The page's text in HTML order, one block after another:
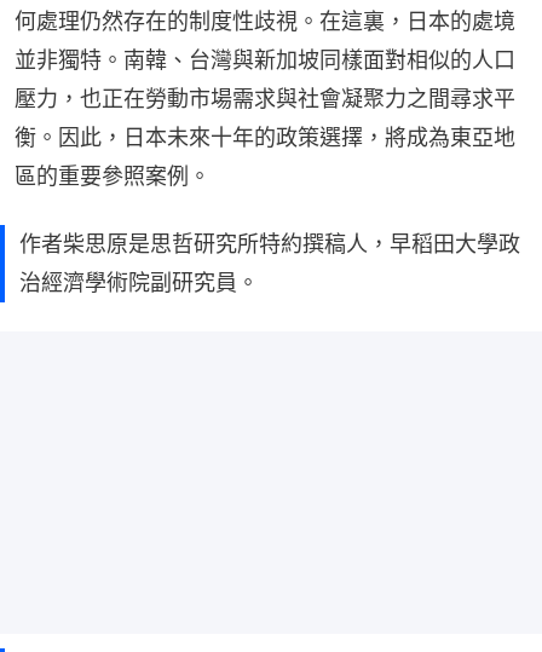
何處理仍然存在的制度性歧視。在這裏，日本的處境
並非獨特。南韓、台灣與新加坡同樣面對相似的人口
壓力，也正在勞動市場需求與社會凝聚力之間尋求平
衡。因此，日本未來十年的政策選擇，將成為東亞地
區的重要參照案例。
作者柴思原是思哲研究所特約撰稿人，早稻田大學政
治經濟學術院副研究員。